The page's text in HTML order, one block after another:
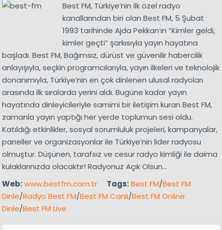
Best FM, Türkiye’nin ilk özel radyo
kanallarından biri olan Best FM, 5 Şubat
1993 tarihinde Ajda Pekkan’ın “Kimler geldi,
kimler geçti” şarkısıyla yayın hayatına
başladı. Best FM, Bağımsız, dürüst ve güvenilir habercilik
anlayışıyla, seçkin programcılarıyla, yayın ilkeleri ve teknolojik
donanımıyla, Türkiye’nin en çok dinlenen ulusal radyoları
arasında ilk sıralarda yerini aldı. Bugüne kadar yayın
hayatında dinleyicileriyle samimi bir iletişim kuran Best FM,
zamanla yayın yaptığı her yerde toplumun sesi oldu.
Katıldığı etkinlikler, sosyal sorumluluk projeleri, kampanyalar,
paneller ve organizasyonlar ile Türkiye’nin lider radyosu
olmuştur. Düşünen, tarafsız ve cesur radyo kimliği ile daima
kulaklarınızda olacaktır! Radyonuz Açık Olsun…
Web:www.bestfm.com.tr Tags:Best FM/Best FM
Dinle/Radyo Best FM/Best FM Canlı/Best FM Online
Dinle/Best FM Live